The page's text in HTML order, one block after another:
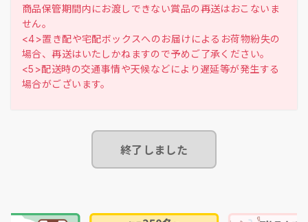
商品保管期間内にお渡しできない賞品の再送はおこないま
せん。
<4>置き配や宅配ボックスへのお届けによるお荷物紛失の
場合、再送はいたしかねますので予めご了承ください。
<5>配送時の交通事情や天候などにより遅延等が発生する
終了しました